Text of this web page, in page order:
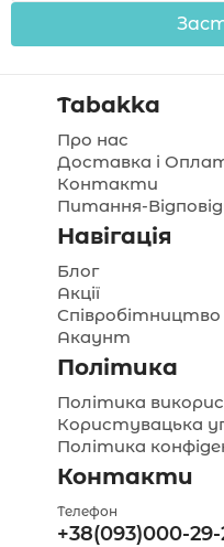
Tabakka
Про нас
Доставка і
Контакти
Питання-
Навігація
Блог
Акції
Співробітництво
Акаунт
Політика
Політика
Користувацька
Політика
Контакти
Телефон
+38(093)000-